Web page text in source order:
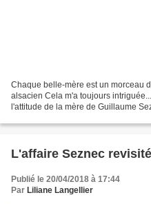
Chaque belle-mère est un morceau
alsacien Cela m'a toujours
l'attitude de la mère de Guillaume
L'affaire Seznec
Publié le 20/04/2018 à 17:44
Par Liliane Langellier